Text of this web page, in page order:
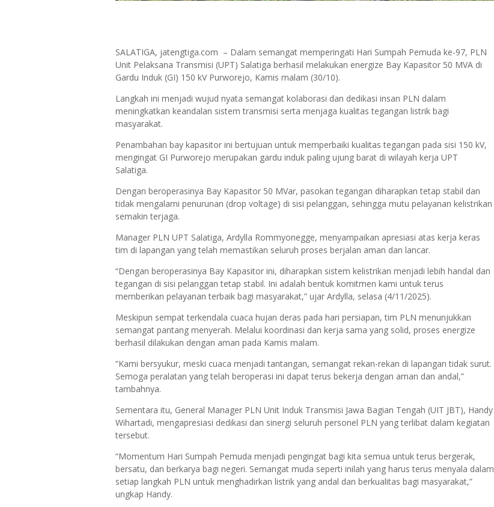
SALATIGA, jatengtiga.com – Dalam semangat memperingati Hari Sumpah Pemuda ke-97, PLN
Unit Pelaksana Transmisi (UPT) Salatiga berhasil melakukan energize Bay Kapasitor 50 MVA di
Gardu Induk (GI) 150 kV Purworejo, Kamis malam (30/10).
Langkah ini menjadi wujud nyata semangat kolaborasi dan dedikasi insan PLN dalam
meningkatkan keandalan sistem transmisi serta menjaga kualitas tegangan listrik bagi
masyarakat.
Penambahan bay kapasitor ini bertujuan untuk memperbaiki kualitas tegangan pada sisi 150 kV,
mengingat GI Purworejo merupakan gardu induk paling ujung barat di wilayah kerja UPT
Salatiga.
Dengan beroperasinya Bay Kapasitor 50 MVar, pasokan tegangan diharapkan tetap stabil dan
tidak mengalami penurunan (drop voltage) di sisi pelanggan, sehingga mutu pelayanan kelistrikan
semakin terjaga.
Manager PLN UPT Salatiga, Ardylla Rommyonegge, menyampaikan apresiasi atas kerja keras
tim di lapangan yang telah memastikan seluruh proses berjalan aman dan lancar.
“Dengan beroperasinya Bay Kapasitor ini, diharapkan sistem kelistrikan menjadi lebih handal dan
tegangan di sisi pelanggan tetap stabil. Ini adalah bentuk komitmen kami untuk terus
memberikan pelayanan terbaik bagi masyarakat,” ujar Ardylla, selasa (4/11/2025).
Meskipun sempat terkendala cuaca hujan deras pada hari persiapan, tim PLN menunjukkan
semangat pantang menyerah. Melalui koordinasi dan kerja sama yang solid, proses energize
berhasil dilakukan dengan aman pada Kamis malam.
“Kami bersyukur, meski cuaca menjadi tantangan, semangat rekan-rekan di lapangan tidak surut.
Semoga peralatan yang telah beroperasi ini dapat terus bekerja dengan aman dan andal,”
tambahnya.
Sementara itu, General Manager PLN Unit Induk Transmisi Jawa Bagian Tengah (UIT JBT), Handy
Wihartadi, mengapresiasi dedikasi dan sinergi seluruh personel PLN yang terlibat dalam kegiatan
tersebut.
“Momentum Hari Sumpah Pemuda menjadi pengingat bagi kita semua untuk terus bergerak,
bersatu, dan berkarya bagi negeri. Semangat muda seperti inilah yang harus terus menyala dalam
setiap langkah PLN untuk menghadirkan listrik yang andal dan berkualitas bagi masyarakat,”
ungkap Handy.